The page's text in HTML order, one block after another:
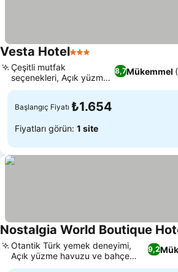
Vesta Hotel3 Yıldız
8,7Mükemmel
Çeşitli mutfak
seçenekleri, Açık yüzme
havuzu
Başlangıç Fiyatı ₺1.654
Fiyatları görün: 1 site
Nostalgia World Boutique
9,2
Otantik Türk yemek deneyimi,
Açık yüzme havuzu ve bahçe
vahası